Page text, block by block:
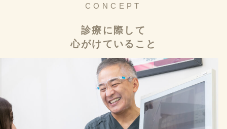
CONCEPT
診療に際して
心がけていること